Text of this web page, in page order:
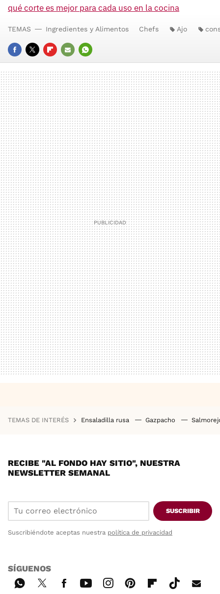
qué corte es mejor para cada uso en la cocina
FACEBOOK
TWITTERFLIPBOARD
E-
MAIL
WHATSAPP
TEMAS Ingredientes y Alimentos Chefs Ajo
TEMAS DE INTERÉS Ensaladilla rusa Gazpacho
RECIBE "AL FONDO HAY SITIO", NUESTRA
NEWSLETTER SEMANAL
SUSCRIBIR
Suscribiéndote aceptas nuestra política de privacidad
SÍGUENOS